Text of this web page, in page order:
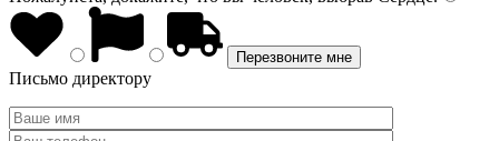
Письмо директору